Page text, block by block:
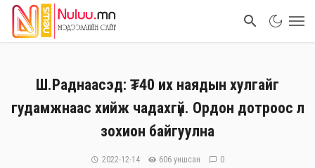
Ш.Раднаасэд: ₮40 их наядын хулгайг
гудамжнаас хийж чадахгүй. Ордон дотроос л
зохион байгуулна
2022-12-14 606 уншсан 0